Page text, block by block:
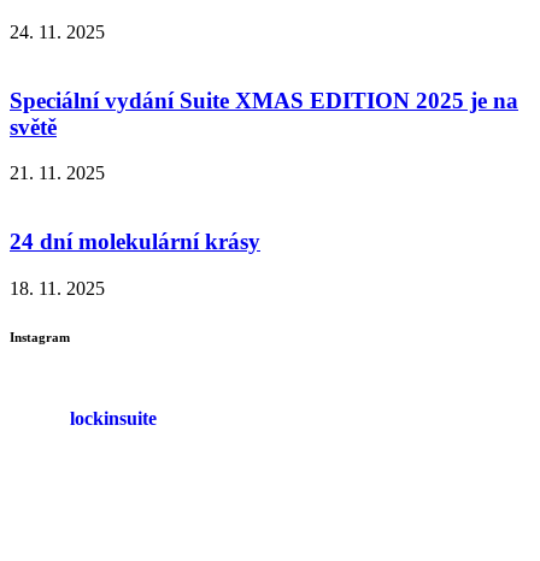
24. 11. 2025
Speciální vydání Suite XMAS EDITION 2025 je na
světě
21. 11. 2025
24 dní molekulární krásy
18. 11. 2025
Instagram
lockinsuite